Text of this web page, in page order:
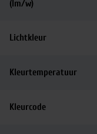
(lm/w)
Lichtkleur
Kleurtemperatuur
Kleurcode